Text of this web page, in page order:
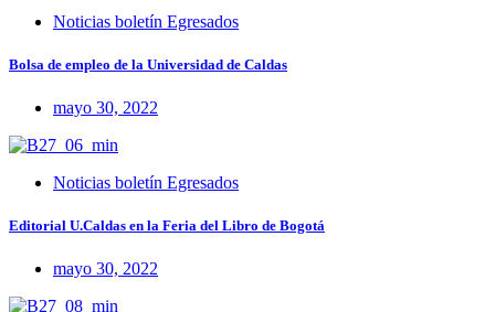
Noticias boletín Egresados
Bolsa de empleo de la Universidad de Caldas
mayo 30, 2022
Noticias boletín Egresados
Editorial U.Caldas en la Feria del Libro de Bogotá
mayo 30, 2022